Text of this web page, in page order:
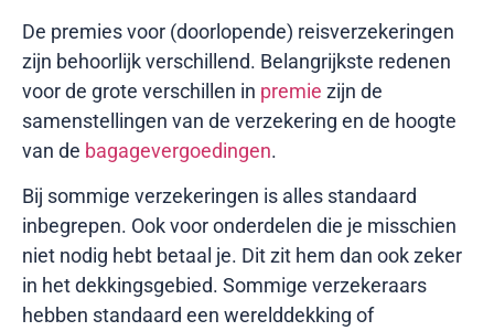
De premies voor (doorlopende) reisverzekeringen
zijn behoorlijk verschillend. Belangrijkste redenen
voor de grote verschillen in premie zijn de
samenstellingen van de verzekering en de hoogte
van de bagagevergoedingen.
Bij sommige verzekeringen is alles standaard
inbegrepen. Ook voor onderdelen die je misschien
niet nodig hebt betaal je. Dit zit hem dan ook zeker
in het dekkingsgebied. Sommige verzekeraars
hebben standaard een werelddekking of